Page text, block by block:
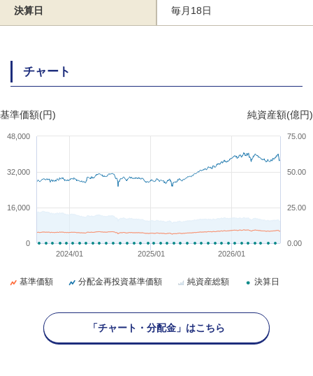
決算日 毎月18日
チャート
基準価額(円) 純資産額(億円)
2024/01 2025/01 2026/01
0
16,000
32,000
48,000
0.00
25.00
50.00
75.00
基準価額 分配金再投資基準価額 純資産総額 決算日
「チャート・分配金」はこちら